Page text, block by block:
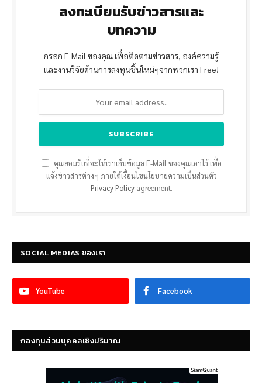
ลงทะเบียนรับข่าวสารและ
บทความ
กรอก E-Mail ของคุณ เพื่อติดตามข่าวสาร, องค์ความรู้
และงานวิจัยด้านการลงทุนชิ้นใหม่ๆจากพวกเรา Free!
คุณยอมรับที่จะให้เราเก็บข้อมูล E-Mail ของคุณเอาไว้ เพื่อ
แจ้งข่าวสารต่างๆ ภายใต้เงื่อนไขนโยบายความเป็นส่วนตัว
Privacy Policyagreement.
SOCIAL MEDIAS ของเรา
YouTube Facebook
กองทุนส่วนบุคคลเชิงปริมาณ